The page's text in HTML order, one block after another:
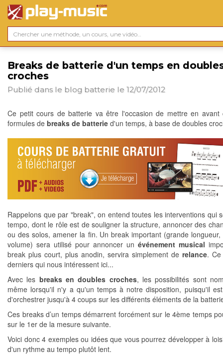
Breaks de batterie d'un temps en
croches
Publié dans le blog batterie le 12/07/2012
Ce petit cours de batterie va être l'occasion de mettre en avant
formules de breaks de batterie d'un temps, à base de doubles
Rappelons que par "break", on entend toutes les interventions qui
tempo, dont le rôle est de souligner la structure, annoncer des
ou des solos, amener la fin. Un break important (grande longueur,
volume) sera utilisé pour annoncer un événement musical
break plus court, plus anodin, servira simplement de relance.
derniers qui nous intéressent ici...
Avec les breaks en doubles croches, les possibilités sont
même lorsqu'il n'y a qu'un temps à notre disposition, puisqu'il
d'orchestrer jusqu'à 4 coups sur les différents éléments de la
Ces breaks d’un temps démarrent forcément sur le 4ème temps
sur le 1er de la mesure suivante.
Voici donc 4 exemples ou idées que vous pourrez développer à
d'un rythme au tempo plutôt lent.